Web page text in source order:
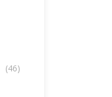
(46)